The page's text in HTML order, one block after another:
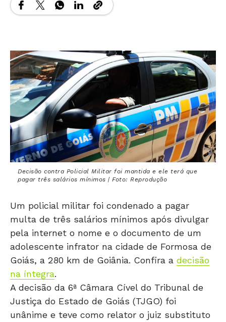
Decisão contra Policial Militar foi mantida e ele terá que
pagar três salários mínimos | Foto: Reprodução
Um policial militar foi condenado a pagar
multa de três salários mínimos após divulgar
pela internet o nome e o documento de um
adolescente infrator na cidade de Formosa de
Goiás, a 280 km de Goiânia. Confira a decisão
na íntegra.
A decisão da 6ª Câmara Cível do Tribunal de
Justiça do Estado de Goiás (TJGO) foi
unânime e teve como relator o juiz substituto